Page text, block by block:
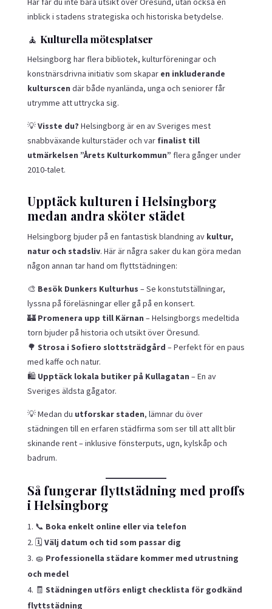
inblick i stadens strategiska och historiska betydelse.
🧘 Kulturella mötesplatser
Helsingborg har flera bibliotek, kulturföreningar och
konstnärsdrivna initiativ som skapar en inkluderande
kulturscen där både nyanlända, unga och seniorer får
utrymme att uttrycka sig.
💡Visste du? Helsingborg är en av Sveriges mest
snabbväxande kulturstäder och var finalist till
utmärkelsen ”Årets Kulturkommun” flera gånger under
2010-talet.
Upptäck kulturen i Helsingborg
medan andra sköter städet
Helsingborg bjuder på en fantastisk blandning av kultur,
natur och stadsliv. Här är några saker du kan göra medan
någon annan tar hand om flyttstädningen:
🎨 Besök Dunkers Kulturhus – Se konstutställningar,
lyssna på föreläsningar eller gå på en konsert.
🏰 Promenera upp till Kärnan – Helsingborgs medeltida
torn bjuder på historia och utsikt över Öresund.
🌳 Strosa i Sofiero slottsträdgård – Perfekt för en paus
med kaffe och natur.
🛍 Upptäck lokala butiker på Kullagatan – En av
Sveriges äldsta gågator.
💡 Medan du utforskar staden, lämnar du över
städningen till en erfaren städfirma som ser till att allt blir
skinande rent – inklusive fönsterputs, ugn, kylskåp och
badrum.
Så fungerar flyttstädning med proffs
i Helsingborg
📞 Boka enkelt online eller via telefon
🗓 Välj datum och tid som passar dig
🧽 Professionella städare kommer med utrustning
och medel
🧾 Städningen utförs enligt checklista för godkänd
flyttstädning